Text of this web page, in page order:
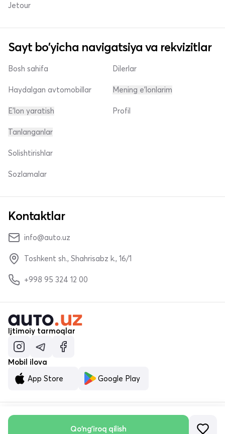
Qo'ng'iroq qilish
Jetour
Sayt bo'yicha navigatsiya va rekvizitlar
Bosh sahifa
Haydalgan avtomobillar
E'lon yaratish
Dilerlar
Mening e'lonlarim
Profil
Tanlanganlar
Solishtirishlar
Sozlamalar
Kontaktlar
info@auto.uz
Toshkent sh., Shahrisabz k., 16/1
+998 95 324 12 00
Ijtimoiy tarmoqlar
Mobil ilova
App Store
Google Play
© «MALUMOTNOMA» MChJ 2023–2026